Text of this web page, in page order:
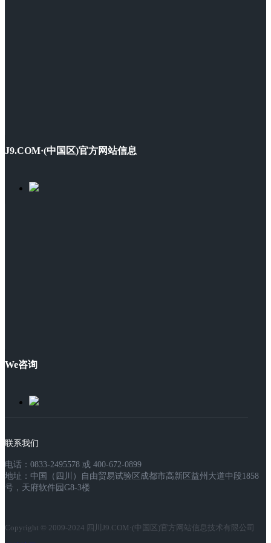
J9.COM·(中国区)官方网站信息
We咨询
联系我们
电话：0833-2495578 或 400-672-0899
地址：中国（四川）自由贸易试验区成都市高新区益州大道中段1858
号，天府软件园G8-3楼
Copyright © 2009-2024 四川J9.COM·(中国区)官方网站信息技术有限公司